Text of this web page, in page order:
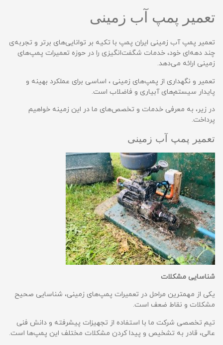
تعمیر پمپ آب زمینی
تعمیر پمپ آب زمینی ایران پمپ با تکیه بر توانایی‌های برتر و تجربه‌ی
چند دهه‌ای خود، خدمات شگفت‌انگیزی را در حوزه تعمیرات پمپ‌های
زمینی ارائه می‌دهد.
تعمیر و نگهداری از پمپ‌های زمینی ، اساسی برای عملکرد بهینه و
پایدار سیستم‌های آبیاری و فاضلاب است.
در زیر، به معرفی خدمات و تخصص‌های ما در این زمینه خواهیم
پرداخت.
تعمیر پمپ آب زمینی
شناسایی مشکلات
یکی از مهمترین مراحل در تعمیرات پمپ‌های زمینی، شناسایی صحیح
مشکلات و نقاط ضعف است.
تیم تخصصی شرکت ما با استفاده از تجهیزات پیشرفته و دانش فنی
عالی، قادر به تشخیص و پیدا کردن مشکلات مختلف این پمپ‌ها است.